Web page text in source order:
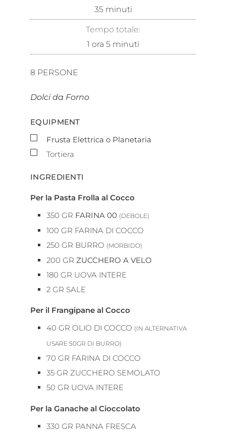
35 minuti
Tempo totale:
1 ora 5 minuti
8 PERSONE
Dolci da Forno
EQUIPMENT
▢
Frusta Elettrica o Planetaria
▢
Tortiera
INGREDIENTI
Per la Pasta Frolla al Cocco
350 GR FARINA 00 (DEBOLE)
100 GR FARINA DI COCCO
250 GR BURRO (MORBIDO)
200 GR ZUCCHERO A VELO
180 GR UOVA INTERE
2 GR SALE
Per il Frangipane al Cocco
40 GR OLIO DI COCCO (IN ALTERNATIVA
USARE 50GR DI BURRO)
70 GR FARINA DI COCCO
35 GR ZUCCHERO SEMOLATO
50 GR UOVA INTERE
Per la Ganache al Cioccolato
330 GR PANNA FRESCA